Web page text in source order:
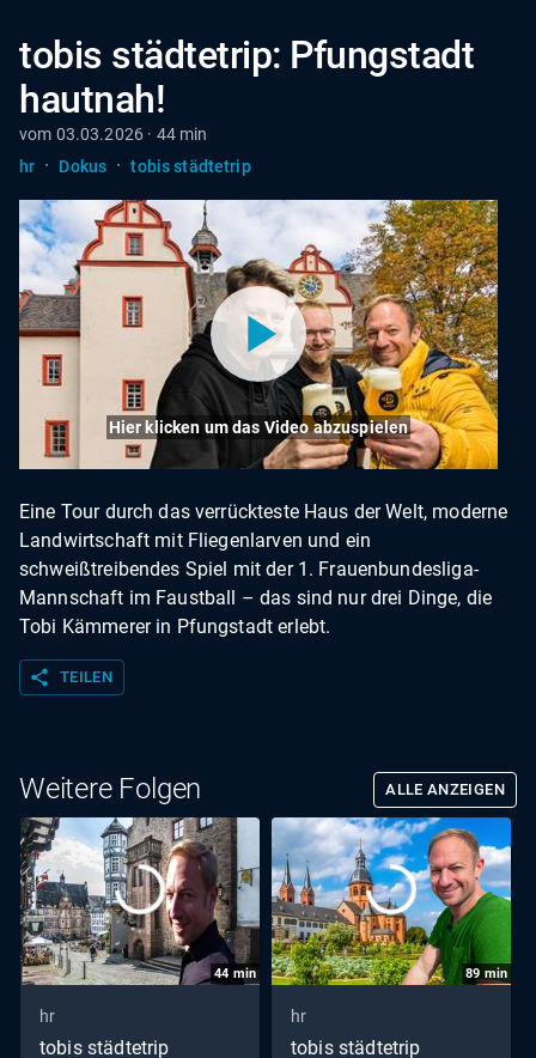
tobis städtetrip: Pfungstadt
hautnah!
vom 03.03.2026 · 44 min
hr · Dokus · tobis städtetrip
Hier klicken um das Video abzuspielen
Eine Tour durch das verrückteste Haus der Welt, moderne
Landwirtschaft mit Fliegenlarven und ein
schweißtreibendes Spiel mit der 1. Frauenbundesliga-
Mannschaft im Faustball – das sind nur drei Dinge, die
Tobi Kämmerer in Pfungstadt erlebt.
share TEILEN
Weitere Folgen ALLE ANZEIGEN
44 min
hr
tobis städtetrip
89 min
hr
tobis städtetrip